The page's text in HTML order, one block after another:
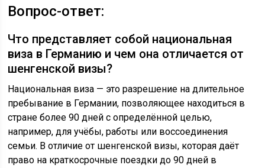
Вопрос-ответ:
Что представляет собой национальная
виза в Германию и чем она отличается от
шенгенской визы?
Национальная виза — это разрешение на длительное
пребывание в Германии, позволяющее находиться в
стране более 90 дней с определённой целью,
например, для учёбы, работы или воссоединения
семьи. В отличие от шенгенской визы, которая даёт
право на краткосрочные поездки до 90 дней в